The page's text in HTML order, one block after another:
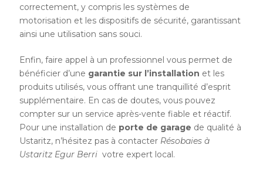
correctement, y compris les systèmes de
motorisation et les dispositifs de sécurité, garantissant
ainsi une utilisation sans souci.
Enfin, faire appel à un professionnel vous permet de
bénéficier d’une garantie sur l’installation et les
produits utilisés, vous offrant une tranquillité d’esprit
supplémentaire. En cas de doutes, vous pouvez
compter sur un service après-vente fiable et réactif.
Pour une installation de porte de garage de qualité à
Ustaritz, n’hésitez pas à contacter Résobaies à
Ustaritz Egur Berri votre expert local.